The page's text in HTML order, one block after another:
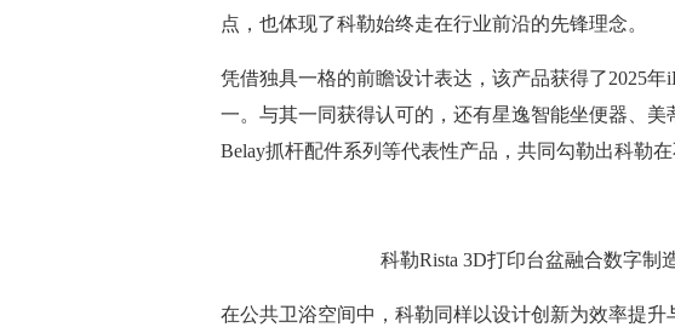
点，也体现了科勒始终走在行业前沿的先锋理念。
凭借独具一格的前瞻设计表达，该产品获得了2025
一。与其一同获得认可的，还有星逸智能坐便器、美
Belay抓杆配件系列等代表性产品，共同勾勒出科勒
科勒Rista 3D打印台盆融合数字制
在公共卫浴空间中，科勒同样以设计创新为效率提升